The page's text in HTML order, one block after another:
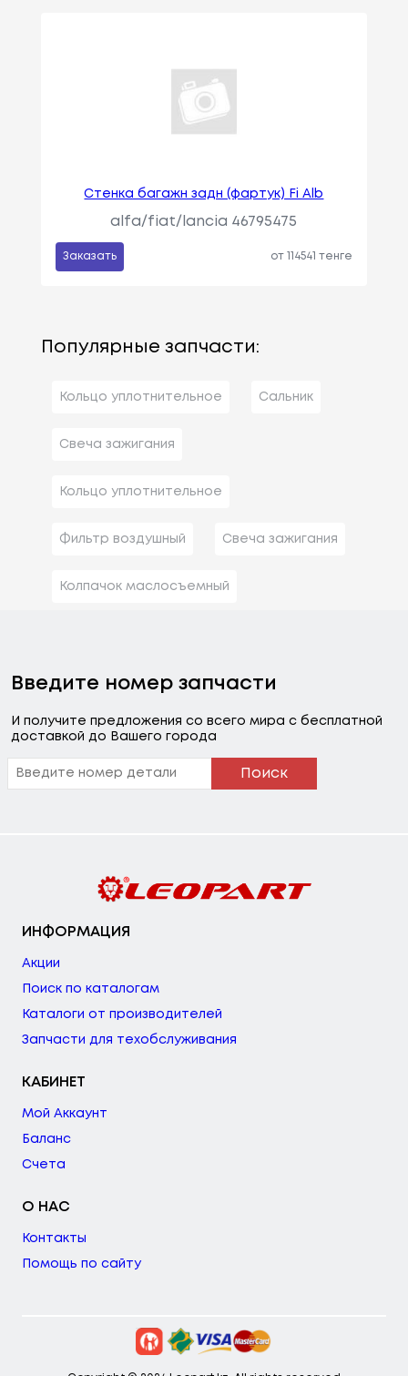
Стенка багажн задн (фартук) Fi Alb
alfa/fiat/lancia 46795475
Заказать от 114541 тенге
Популярные запчасти:
Кольцо уплотнительное Сальник
Свеча зажигания
Кольцо уплотнительное
Фильтр воздушный Свеча зажигания
Колпачок маслосъемный
Введите номер запчасти
И получите предложения со всего мира с бесплатной
доставкой до Вашего города
Поиск
ИНФОРМАЦИЯ
Акции
Поиск по каталогам
Каталоги от производителей
Запчасти для техобслуживания
КАБИНЕТ
Мой Аккаунт
Баланс
Счета
О НАС
Контакты
Помощь по сайту